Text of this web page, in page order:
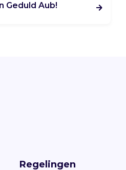
Geduld Aub!
Regelingen